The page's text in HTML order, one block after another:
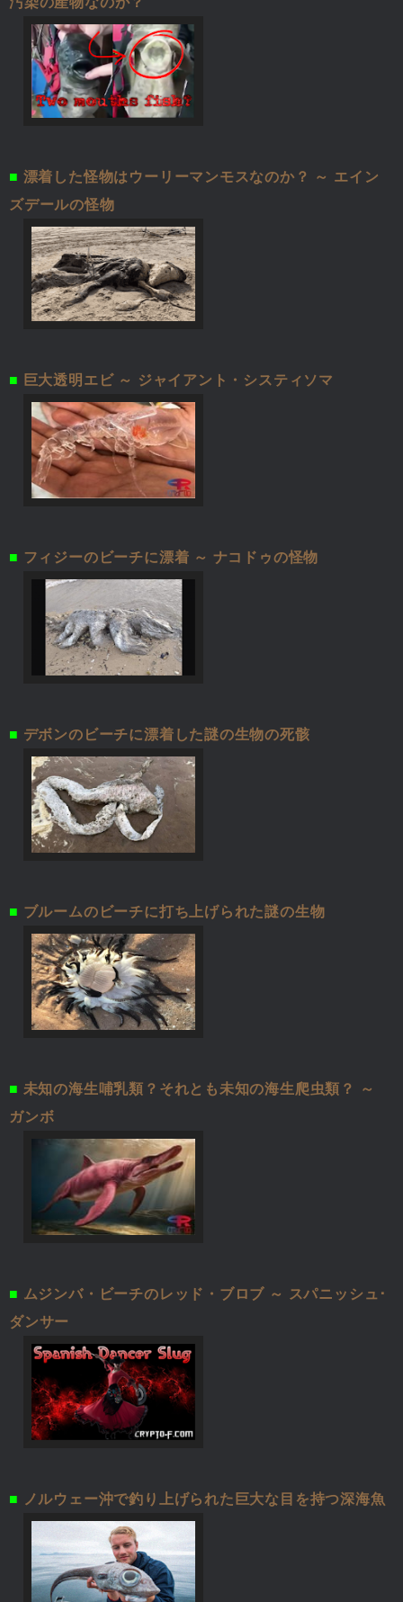
■ 漂着した怪物はウーリーマンモスなのか？ ～ エイン
ズデールの怪物
■ 巨大透明エビ ～ ジャイアント・システィソマ
■ フィジーのビーチに漂着 ～ ナコドゥの怪物
■ デボンのビーチに漂着した謎の生物の死骸
■ ブルームのビーチに打ち上げられた謎の生物
■ 未知の海生哺乳類？それとも未知の海生爬虫類？ ～
ガンボ
■ ムジンバ・ビーチのレッド・ブロブ ～ スパニッシュ･
ダンサー
■ ノルウェー沖で釣り上げられた巨大な目を持つ深海魚